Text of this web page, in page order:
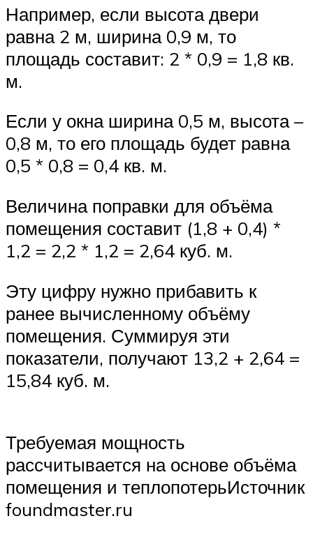
Например, если высота двери
равна 2 м, ширина 0,9 м, то
площадь составит: 2 * 0,9 = 1,8 кв.
м.
Если у окна ширина 0,5 м, высота –
0,8 м, то его площадь будет равна
0,5 * 0,8 = 0,4 кв. м.
Величина поправки для объёма
помещения составит (1,8 + 0,4) *
1,2 = 2,2 * 1,2 = 2,64 куб. м.
Эту цифру нужно прибавить к
ранее вычисленному объёму
помещения. Суммируя эти
показатели, получают 13,2 + 2,64 =
15,84 куб. м.
Требуемая мощность
рассчитывается на основе объёма
помещения и теплопотерьИсточник
foundmaster.ru